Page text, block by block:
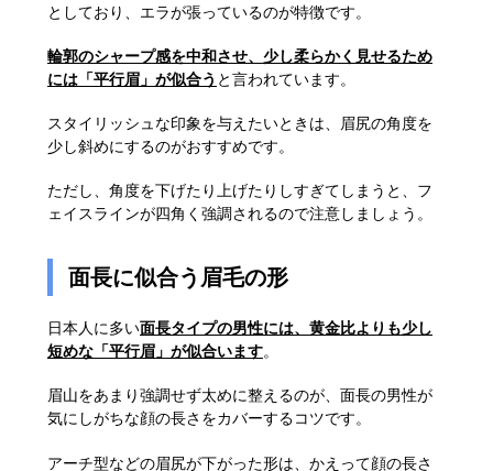
としており、エラが張っているのが特徴です。
輪郭のシャープ感を中和させ、少し柔らかく見せるため
には「平行眉」が似合う と言われています。
スタイリッシュな印象を与えたいときは、眉尻の角度を
少し斜めにするのがおすすめです。
ただし、角度を下げたり上げたりしすぎてしまうと、フ
ェイスラインが四角く強調されるので注意しましょう。
面長に似合う眉毛の形
日本人に多い面長タイプの男性には、黄金比よりも少し
短めな「平行眉」が似合います。
眉山をあまり強調せず太めに整えるのが、面長の男性が
気にしがちな顔の長さをカバーするコツです。
アーチ型などの眉尻が下がった形は、かえって顔の長さ